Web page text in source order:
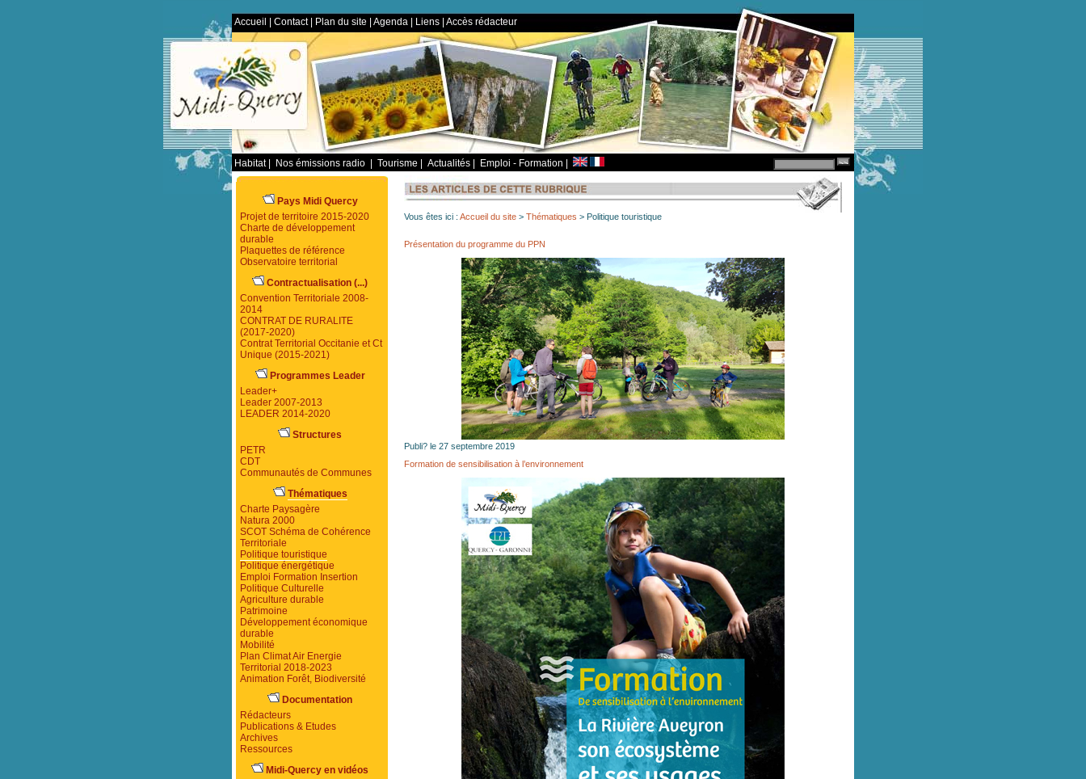
Accueil Contact| Plan du site Agenda Liens Accès rédacteur
Habitat| Nos émissions radio Tourisme Actualités Emploi - Formation
Vous êtes ici : Accueil du site > Thématiques > Politique touristique
Présentation du programme du PPN
Publi? le 27 septembre 2019
Formation de sensibilisation à l’environnement
Pays Midi Quercy
Projet de territoire 2015-2020
Charte de développement
durable
Plaquettes de référence
Observatoire territorial
Contractualisation (...)
Convention Territoriale 2008-
2014
CONTRAT DE RURALITE
(2017-2020)
Contrat Territorial Occitanie et Ct
Unique (2015-2021)
Programmes Leader
Leader+
Leader 2007-2013
LEADER 2014-2020
Structures
PETR
CDT
Communautés de Communes
Thématiques
Charte Paysagère
Natura 2000
SCOT Schéma de Cohérence
Territoriale
Politique touristique
Politique énergétique
Emploi Formation Insertion
Politique Culturelle
Agriculture durable
Patrimoine
Développement économique
durable
Mobilité
Plan Climat Air Energie
Territorial 2018-2023
Animation Forêt, Biodiversité
Documentation
Rédacteurs
Publications & Etudes
Archives
Ressources
Midi-Quercy en vidéos